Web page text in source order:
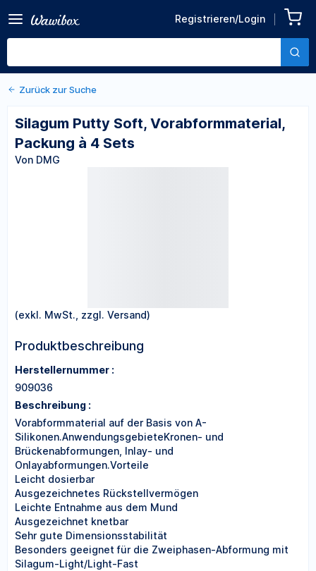
Registrieren/Login
Vorabformmaterial,
Packung à 4 Sets
Von DMG
Zurück zu den Produktdetails
Zurück zur Suche
Silagum Putty Soft, Vorabformmaterial,
Packung à 4 Sets
Von DMG
(exkl. MwSt., zzgl. Versand)
Produktbeschreibung
Herstellernummer :
909036
Beschreibung :
Vorabformmaterial auf der Basis von A-
Silikonen.AnwendungsgebieteKronen- und
Brückenabformungen, Inlay- und
Onlayabformungen.Vorteile
Leicht dosierbar
Ausgezeichnetes Rückstellvermögen
Leichte Entnahme aus dem Mund
Ausgezeichnet knetbar
Sehr gute Dimensionsstabilität
Besonders geeignet für die Zweiphasen-Abformung mit
Silagum-Light/Light-Fast